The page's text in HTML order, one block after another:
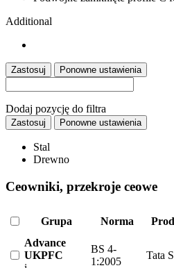
Additional
Zastosuj Ponowne ustawienia
Dodaj pozycję do filtra
Zastosuj Ponowne ustawienia
Stal
Drewno
Ceowniki, przekroje ceowe
Grupa Norma
Advance
UKPFC
BS 4-
1:2005
Tata